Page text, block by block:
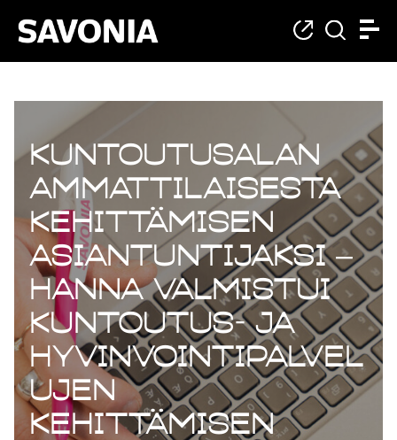
Kuntoutusalan
ammattilaisesta
kehittämisen
asiantuntijaksi –
Hanna valmistui
kuntoutus- ja
hyvinvointipalvel
ujen
kehittämisen